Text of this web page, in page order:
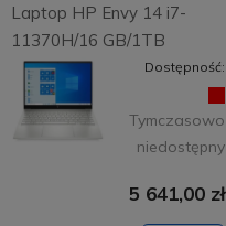
Laptop HP Envy 14 i7-
11370H/16 GB/1TB
Dostępność:
Tymczasowo
niedostępny
5 641,00 zł